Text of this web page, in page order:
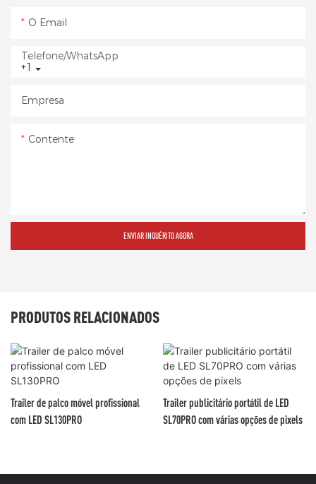
O Email
+1
Telefone/WhatsApp
Empresa
Contente
ENVIAR INQUÉRITO AGORA
PRODUTOS RELACIONADOS
Trailer de palco móvel profissional
com LED SL130PRO
Trailer publicitário portátil de LED
SL70PRO com várias opções de pixels